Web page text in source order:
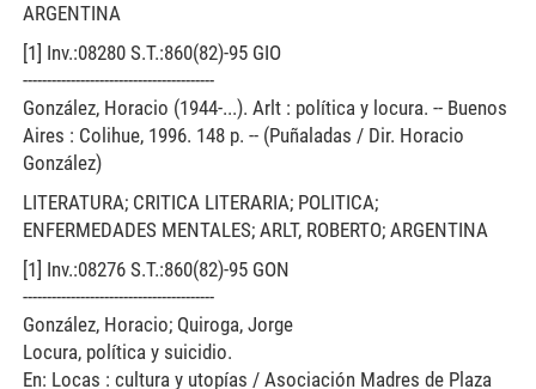
ARGENTINA
[1] Inv.:08280 S.T.:860(82)-95 GIO
----------------------------------------
González, Horacio (1944-...). Arlt : política y locura. -- Buenos
Aires : Colihue, 1996. 148 p. -- (Puñaladas / Dir. Horacio
González)
LITERATURA; CRITICA LITERARIA; POLITICA;
ENFERMEDADES MENTALES; ARLT, ROBERTO; ARGENTINA
[1] Inv.:08276 S.T.:860(82)-95 GON
----------------------------------------
González, Horacio; Quiroga, Jorge
Locura, política y suicidio.
En: Locas : cultura y utopías / Asociación Madres de Plaza